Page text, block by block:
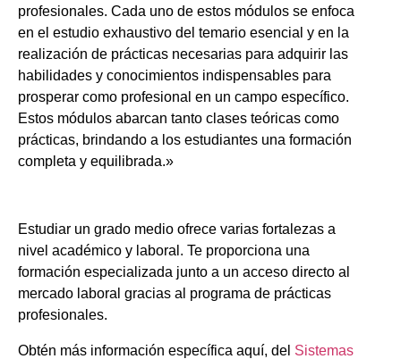
profesionales. Cada uno de estos módulos se enfoca
en el estudio exhaustivo del temario esencial y en la
realización de prácticas necesarias para adquirir las
habilidades y conocimientos indispensables para
prosperar como profesional en un campo específico.
Estos módulos abarcan tanto clases teóricas como
prácticas, brindando a los estudiantes una formación
completa y equilibrada.»
Estudiar un grado medio ofrece varias fortalezas a
nivel académico y laboral. Te proporciona una
formación especializada junto a un acceso directo al
mercado laboral gracias al programa de prácticas
profesionales.
Obtén más información específica aquí, del Sistemas